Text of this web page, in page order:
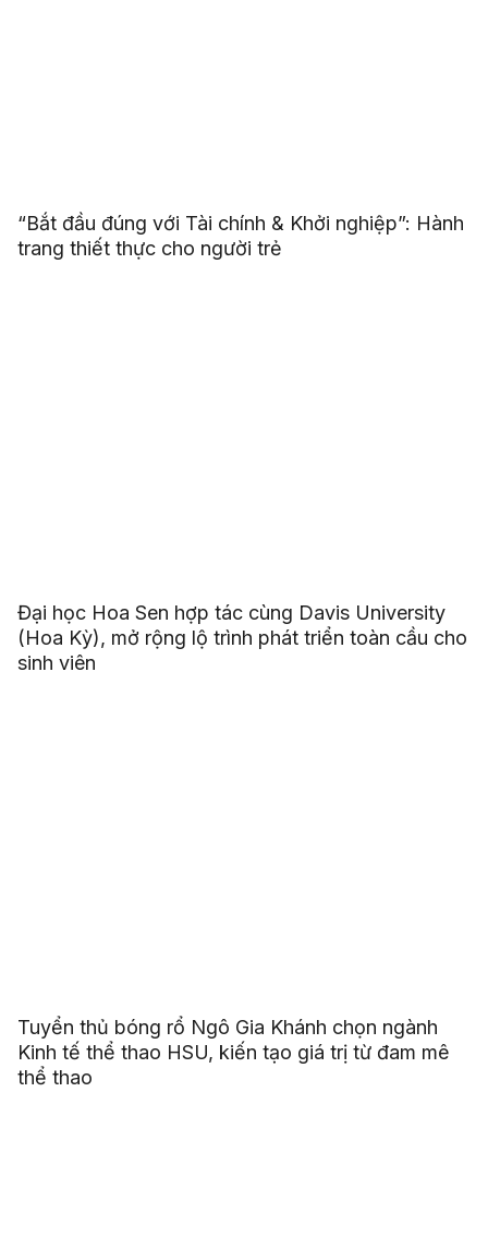
“Bắt đầu đúng với Tài chính & Khởi nghiệp”: Hành
trang thiết thực cho người trẻ
Đại học Hoa Sen hợp tác cùng Davis University
(Hoa Kỳ), mở rộng lộ trình phát triển toàn cầu cho
sinh viên
Tuyển thủ bóng rổ Ngô Gia Khánh chọn ngành
Kinh tế thể thao HSU, kiến tạo giá trị từ đam mê
thể thao